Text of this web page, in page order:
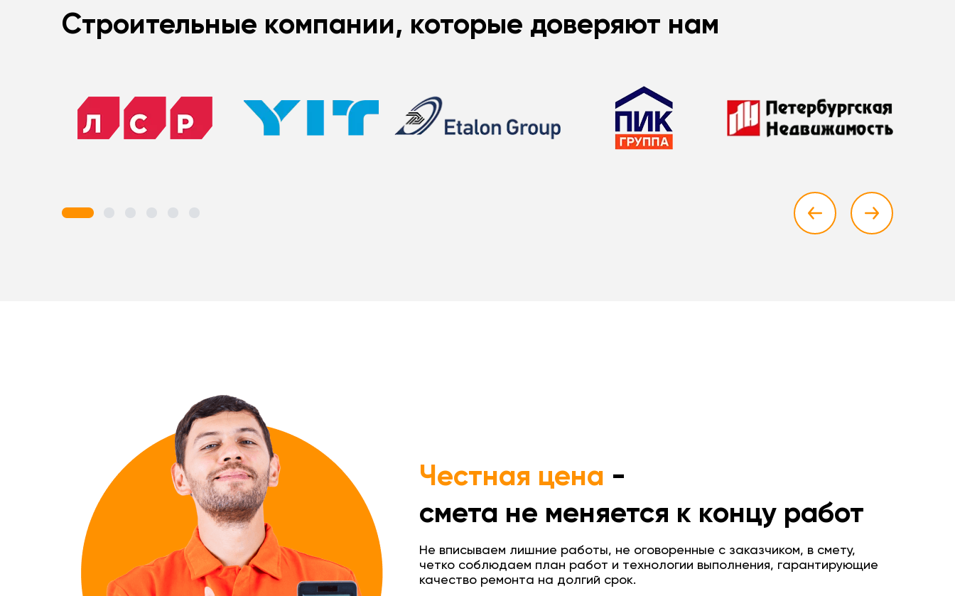
Строительные компании, которые доверяют нам
1
Честная цена -
смета не меняется к концу работ
Не вписываем лишние работы, не оговоренные с заказчиком, в смету,
четко соблюдаем план работ и технологии выполнения, гарантирующие
качество ремонта на долгий срок.